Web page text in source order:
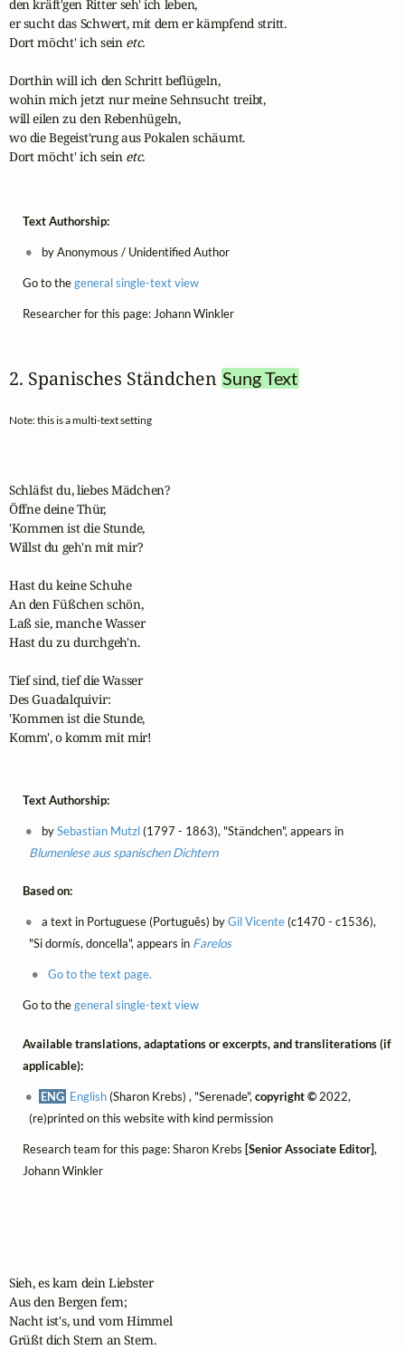
den kräft'gen Ritter seh' ich leben,
er sucht das Schwert, mit dem er kämpfend stritt.
Dort möcht' ich sein etc.
Dorthin will ich den Schritt beflügeln,
wohin mich jetzt nur meine Sehnsucht treibt,
will eilen zu den Rebenhügeln,
wo die Begeist'rung aus Pokalen schäumt.
Dort möcht' ich sein etc.
Text Authorship:
by Anonymous / Unidentified Author
Go to thegeneral single-text view
Researcher for this page: Johann Winkler
2. Spanisches Ständchen Sung Text
Note: this is a multi-text setting
Schläfst du, liebes Mädchen?
Öffne deine Thür,
'Kommen ist die Stunde,
Willst du geh'n mit mir?
Hast du keine Schuhe
An den Füßchen schön,
Laß sie, manche Wasser
Hast du zu durchgeh'n.
Tief sind, tief die Wasser
Des Guadalquivir:
'Kommen ist die Stunde,
Komm', o komm mit mir!
Text Authorship:
bySebastian Mutzl(1797 - 1863), "Ständchen", appears in
Blumenlese aus spanischen Dichtern
Based on:
a text in Portuguese (Português) byGil Vicente(c1470 - c1536),
"Si dormís, doncella", appears in Farelos
Go to the text page.
Go to thegeneral single-text view
Available translations, adaptations or excerpts, and transliterations (if
applicable):
ENG English(Sharon Krebs) , "Serenade",copyright © 2022,
(re)printed on this website with kind permission
Research team for this page: Sharon Krebs [Senior Associate Editor],
Johann Winkler
Sieh, es kam dein Liebster
Aus den Bergen fern;
Nacht ist's, und vom Himmel
Grüßt dich Stern an Stern.